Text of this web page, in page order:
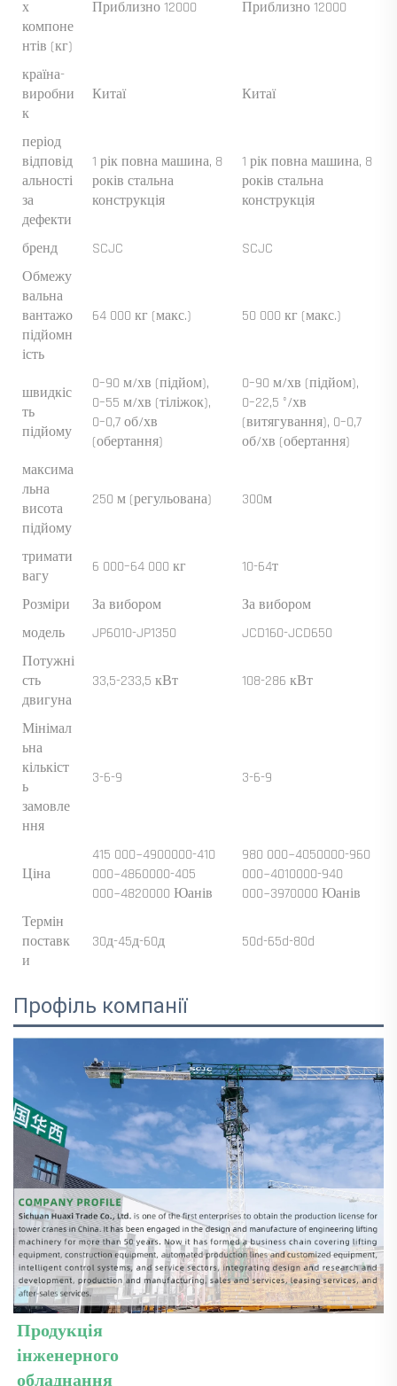
х
компоне
нтів (кг)
Приблизно 12000 Приблизно 12000
країна-
виробни
к
Китаї Китаї
період
відповід
альності
за
дефекти
1 рік повна машина, 8
років стальна
конструкція
1 рік повна машина, 8
років стальна
конструкція
бренд SCJC
SCJC
Обмежу
вальна
вантажо
підйомн
ість
64 000 кг (макс.) 50 000 кг (макс.)
швидкіс
ть
підйому
0–90 м/хв (підйом),
0–55 м/хв (тіліжок),
0–0,7 об/хв
(обертання)
0–90 м/хв (підйом),
0–22,5 °/хв
(витягування), 0–0,7
об/хв (обертання)
максима
льна
висота
підйому
250 м (регульована) 300м
тримати
вагу
6 000–64 000 кг 10-64т
Розміри За вибором
За вибором
модель
JP6010-JP1350
JCD160-JCD650
Потужні
сть
двигуна
33,5-233,5 кВт 108-286 кВт
Мінімал
ьна
кількіст
ь
замовле
ння
3-6-9 3-6-9
Ціна
415 000~4900000-410
000~4860000-405
000~4820000 Юанів
980 000~4050000-960
000~4010000-940
000~3970000 Юанів
Термін
поставк
и
30д-45д-60д 50d-65d-80d
Профіль компанії
Продукція
інженерного
обладнання